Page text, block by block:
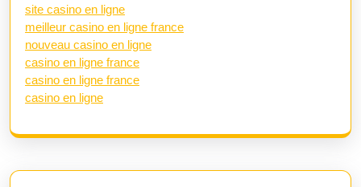
site casino en ligne
meilleur casino en ligne france
nouveau casino en ligne
casino en ligne france
casino en ligne france
casino en ligne